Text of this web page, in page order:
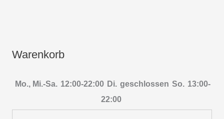
Warenkorb
Mo., Mi.-Sa. 12:00-22:00 Di. geschlossen So. 13:00-
22:00